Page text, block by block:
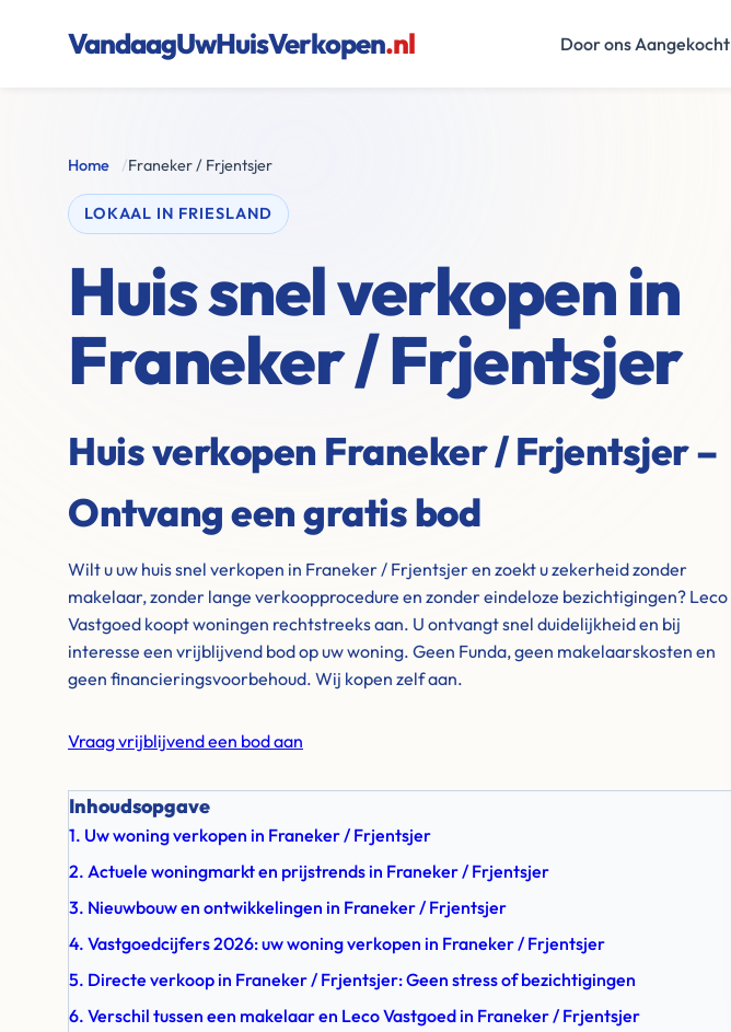
VandaagUwHuisVerkopen.nl Door ons Aangekocht
Home /Franeker / Frjentsjer
LOKAAL IN FRIESLAND
Huis snel verkopen in
Franeker / Frjentsjer
Huis verkopen Franeker / Frjentsjer –
Ontvang een gratis bod
Wilt u uw huis snel verkopen in Franeker / Frjentsjer en zoekt u zekerheid zonder
makelaar, zonder lange verkoopprocedure en zonder eindeloze bezichtigingen? Leco
Vastgoed koopt woningen rechtstreeks aan. U ontvangt snel duidelijkheid en bij
interesse een vrijblijvend bod op uw woning. Geen Funda, geen makelaarskosten en
geen financieringsvoorbehoud. Wij kopen zelf aan.
Vraag vrijblijvend een bod aan
Inhoudsopgave
1. Uw woning verkopen in Franeker / Frjentsjer
2. Actuele woningmarkt en prijstrends in Franeker / Frjentsjer
3. Nieuwbouw en ontwikkelingen in Franeker / Frjentsjer
4. Vastgoedcijfers 2026: uw woning verkopen in Franeker / Frjentsjer
5. Directe verkoop in Franeker / Frjentsjer: Geen stress of bezichtigingen
6. Verschil tussen een makelaar en Leco Vastgoed in Franeker / Frjentsjer